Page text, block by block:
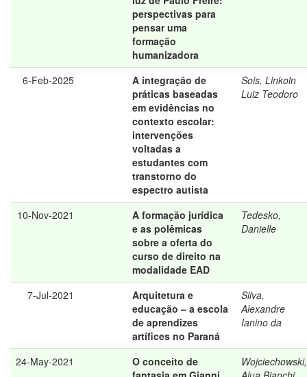
perspectivas para
pensar uma
formação
humanizadora
6-Feb-2025
A integração de
práticas baseadas
em evidências no
contexto escolar:
intervenções
voltadas a
estudantes com
transtorno do
espectro autista
Sois, Linkoln
Luiz Teodoro
10-Nov-2021
A formação jurídica
e as polêmicas
sobre a oferta do
curso de direito na
modalidade EAD
Tedesko,
Danielle
7-Jul-2021
Arquitetura e
educação – a escola
de aprendizes
artífices no Paraná
Silva,
Alexandre
Ianino da
24-May-2021
O conceito de
Wojciechowski,